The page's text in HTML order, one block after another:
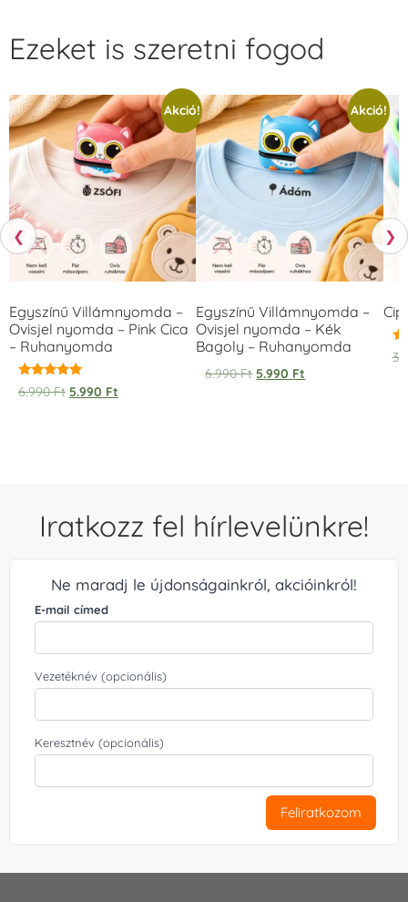
❮
Ezeket is szeretni fogod
Akció!
Egyszínű Villámnyomda –
Ovisjel nyomda – Pink Cica
– Ruhanyomda
Értékelés:
5.00
6.990Ft 5.990 Ft
Akció!
Egyszínű Villámnyomda –
Ovisjel nyomda – Kék
Bagoly – Ruhanyomda
6.990Ft 5.990 Ft
❯
Iratkozz fel hírlevelünkre!
Ne maradj le újdonságainkról, akcióinkról!
E-mail címed
Vezetéknév (opcionális)
Keresztnév (opcionális)
Feliratkozom